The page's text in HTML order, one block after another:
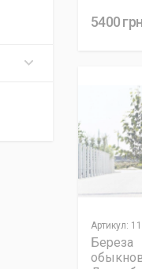
5400
Артикул:
Береза